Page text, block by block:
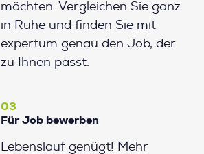
möchten. Vergleichen Sie ganz
in Ruhe und finden Sie mit
expertum genau den Job, der
zu Ihnen passt.
03
Für Job bewerben
Lebenslauf genügt! Mehr